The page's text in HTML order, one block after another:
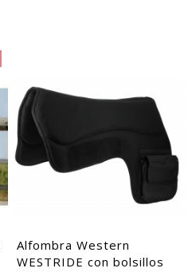
Alfombra Western
WESTRIDE con bolsillos